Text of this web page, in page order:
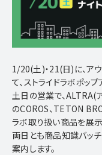
1/20(土)・21(日)に、ア
て、ストライドラボポッ
土日の営業で、ALTRA(
のCOROS、TETON
ラボ取り扱い商品を展示
両日とも商品知識バッチ
案内します。
〒252-0303
神奈川県相模原市南区相模
サウスフロント相模大野ビ
TEL : 042-767-2722
FAX : 042-767-2755
PRIVACY POLICY
All Rights Reserved c